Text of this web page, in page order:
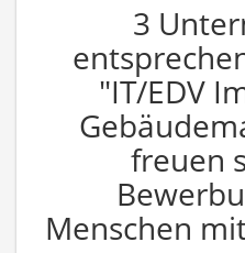
3
"IT/EDV
freuen
Menschen